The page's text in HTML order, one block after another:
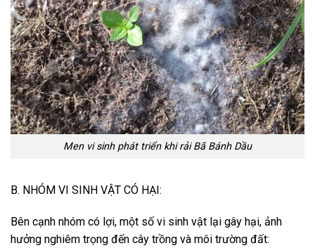
Men vi sinh phát triển khi rải Bã Bánh Dầu
B. NHÓM VI SINH VẬT CÓ HẠI:
Bên cạnh nhóm có lợi, một số vi sinh vật lại gây hại, ảnh
hưởng nghiêm trọng đến cây trồng và môi trường đất: